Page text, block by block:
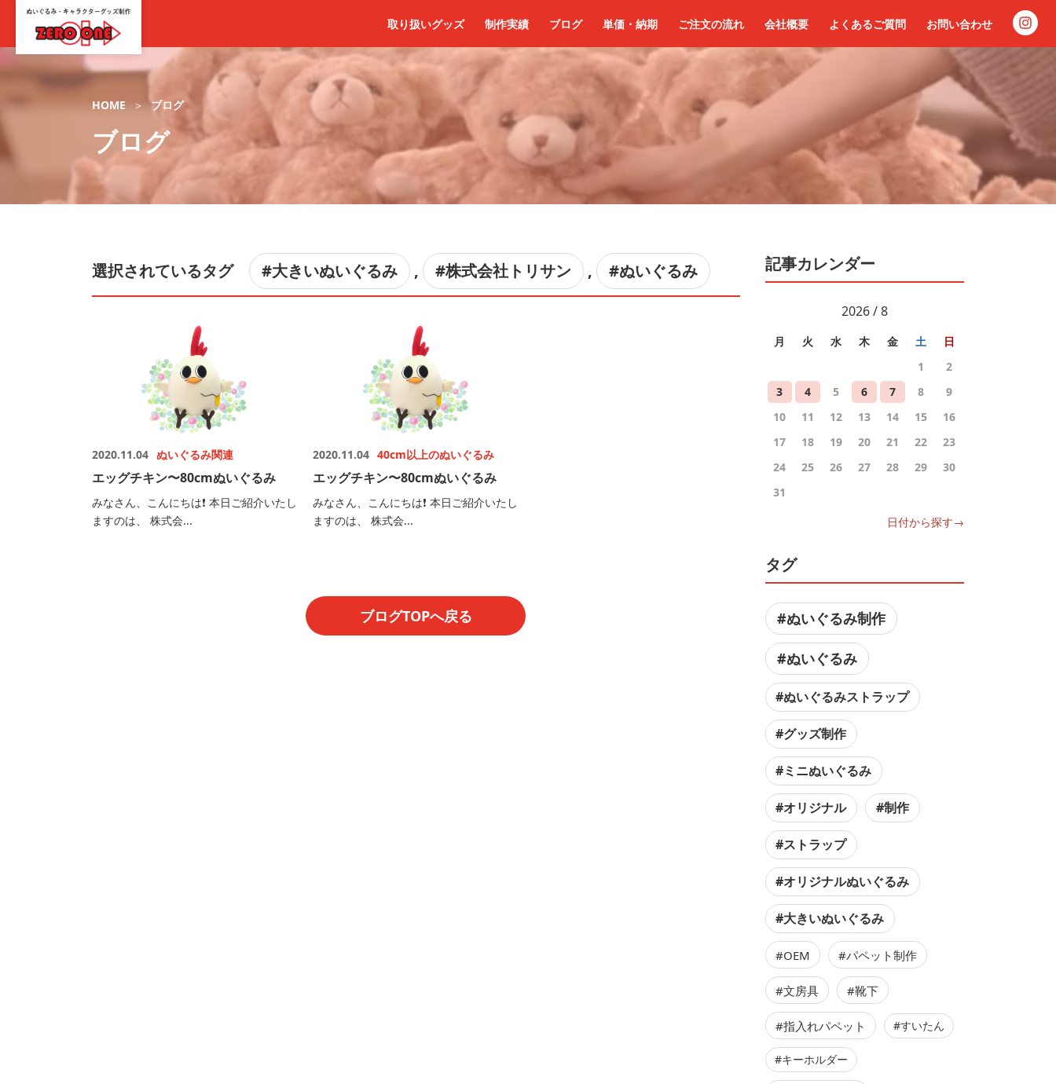
取り扱いグッズ 制作実績 ブログ 単価・納期 ご注文の流れ 会社概要 よくあるご質問 お問い合わせ
HOME ブログ
ブログ
選択されているタグ #大きいぬいぐるみ , #株式会社トリサン , #ぬいぐるみ
2020.11.04 ぬいぐるみ関連
エッグチキン〜80cmぬいぐるみ
みなさん、こんにちは❗️ 本日ご紹介いたし
ますのは、 株式会...
2020.11.04 40cm以上のぬいぐるみ
エッグチキン〜80cmぬいぐるみ
みなさん、こんにちは❗️ 本日ご紹介いたし
ますのは、 株式会...
ブログTOPへ戻る
記事カレンダー
2026 / 8
月 火 水 木 金 土
日
1
2
3
4 5 6 7 8
9
10
11 12 13 14 15
16
17
18 19 20 21 22
23
24
25 26 27 28 29
30
31
日付から探す→
タグ
#ぬいぐるみ制作
#ぬいぐるみ
#ぬいぐるみストラップ
#グッズ制作
#ミニぬいぐるみ
#オリジナル #制作
#ストラップ
#オリジナルぬいぐるみ
#大きいぬいぐるみ
#OEM #パペット制作
#文房具 #靴下
#指入れパペット #すいたん
#キーホルダー